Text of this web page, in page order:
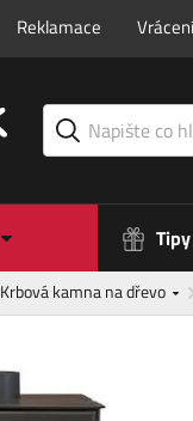
Reklamace
Krbová kamna na dřevo